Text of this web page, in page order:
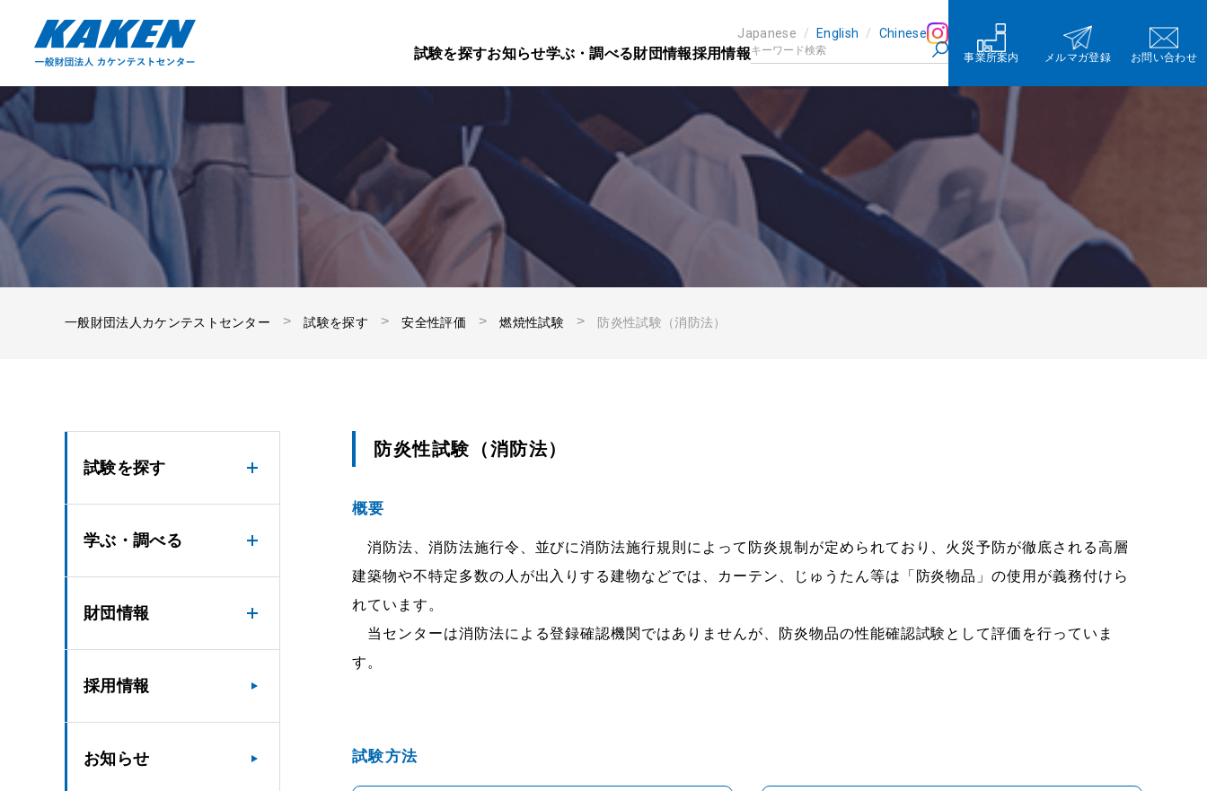
Japanese English Chinese
試験を探すお知らせ学ぶ・調べる財団情報採用情報 事業所案内 メルマガ登録 お問い合わせ
一般財団法人カケンテストセンター 試験を探す 安全性評価 燃焼性試験 防炎性試験（消防法）
試験を探す
学ぶ・調べる
財団情報
採用情報
お知らせ
防炎性試験（消防法）
概要
消防法、消防法施行令、並びに消防法施行規則によって防炎規制が定められており、火災予防が徹底される高層
建築物や不特定多数の人が出入りする建物などでは、カーテン、じゅうたん等は「防炎物品」の使用が義務付けら
れています。
当センターは消防法による登録確認機関ではありませんが、防炎物品の性能確認試験として評価を行っていま
す。
試験方法